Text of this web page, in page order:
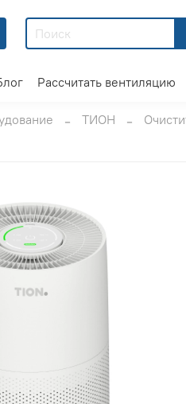
Рассчитать вентиляцию
ТИОН